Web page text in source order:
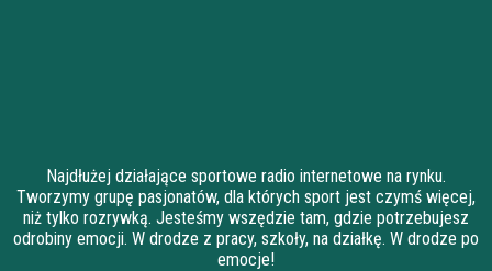
Najdłużej działające sportowe radio internetowe na rynku.
Tworzymy grupę pasjonatów, dla których sport jest czymś więcej,
niż tylko rozrywką. Jesteśmy wszędzie tam, gdzie potrzebujesz
odrobiny emocji. W drodze z pracy, szkoły, na działkę. W drodze po
emocje!